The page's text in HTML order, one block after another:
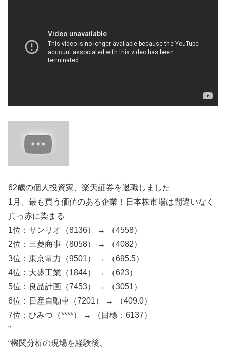
62歳の個人投資家、楽天証券を退職しました
1月、最も買う価値のある企業！日本株市場は間違いなく
真っ赤に染まる
1位：サンリオ（8136） → （4558）
2位：三菱商事（8058） → （4082）
3位：東京電力（9501） → （695.5）
4位：大盛工業（1844） → （623）
5位：良品計画（7453） → （3051）
6位：日産自動車（7201） → （409.0）
7位：ひみつ（****） → （目標：6137）
”
“機関分析の現場を経験後、